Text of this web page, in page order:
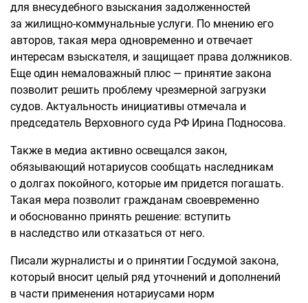
для внесудебного взыскания задолженностей
за жилищно-коммунальные услуги. По мнению его
авторов, такая мера одновременно и отвечает
интересам взыскателя, и защищает права должников.
Еще один немаловажный плюс — принятие закона
позволит решить проблему чрезмерной загрузки
судов. Актуальность инициативы отмечала и
председатель Верховного суда РФ Ирина Подносова.
Также в медиа активно освещался закон,
обязывающий нотариусов сообщать наследникам
о долгах покойного, которые им придется погашать.
Такая мера позволит гражданам своевременно
и обоснованно принять решение: вступить
в наследство или отказаться от него.
Писали журналисты и о принятии Госдумой закона,
который вносит целый ряд уточнений и дополнений
в части применения нотариусами норм